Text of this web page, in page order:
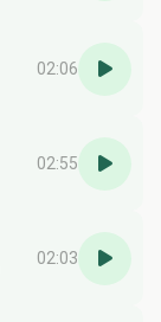
02:06
02:55
02:03